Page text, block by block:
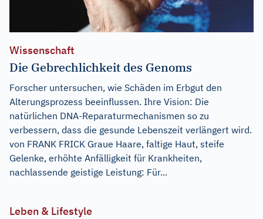
Wissenschaft
Die Gebrechlichkeit des Genoms
Forscher untersuchen, wie Schäden im Erbgut den
Alterungsprozess beeinflussen. Ihre Vision: Die
natürlichen DNA-Reparaturmechanismen so zu
verbessern, dass die gesunde Lebenszeit verlängert wird.
von FRANK FRICK Graue Haare, faltige Haut, steife
Gelenke, erhöhte Anfälligkeit für Krankheiten,
nachlassende geistige Leistung: Für...
Leben & Lifestyle